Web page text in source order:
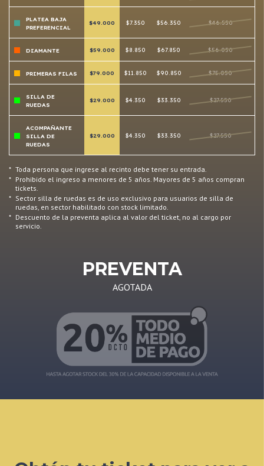
PLATEA BAJA
PREFERENCIAL
$49.000 $7.350 $56.350 $46.550
DIAMANTE $59.000 $8.850 $67.850 $56.050
PRIMERAS FILAS $79.000 $11.850 $90.850 $75.050
SILLA DE
RUEDAS
$29.000 $4.350 $33.350 $27.550
ACOMPAÑANTE
SILLA DE
RUEDAS
$29.000 $4.350 $33.350 $27.550
* Toda persona que ingrese al recinto debe tener su entrada.
* Prohibido el ingreso a menores de 5 años. Mayores de 5 años compran
tickets.
* Sector silla de ruedas es de uso exclusivo para usuarios de silla de
ruedas, en sector habilitado con stock limitado.
* Descuento de la preventa aplica al valor del ticket, no al cargo por
servicio.
PREVENTA
AGOTADA